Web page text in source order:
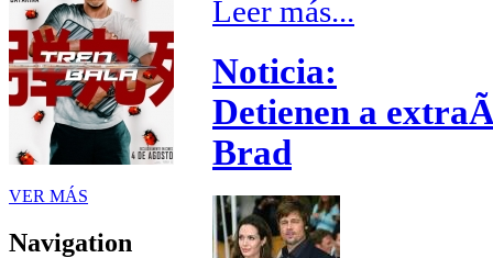
VER MÁS
Navigation
Leer más...
Noticia:
Detienen a
Brad